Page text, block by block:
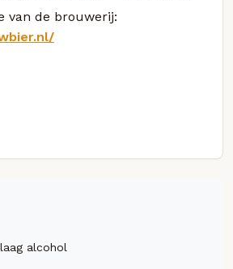
van de brouwerij:
alcohol